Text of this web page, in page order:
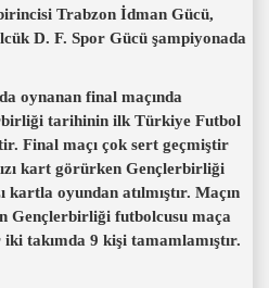
Trabzon İdman Gücü,
D. F. Spor Gücü şampiyonada
oynanan final maçında
tarihinin ilk Türkiye Futbol
Final maçı çok sert geçmiştir
kart görürken Gençlerbirliği
kartla oyundan atılmıştır. Maçın
Gençlerbirliği futbolcusu maça
takımda 9 kişi tamamlamıştır.